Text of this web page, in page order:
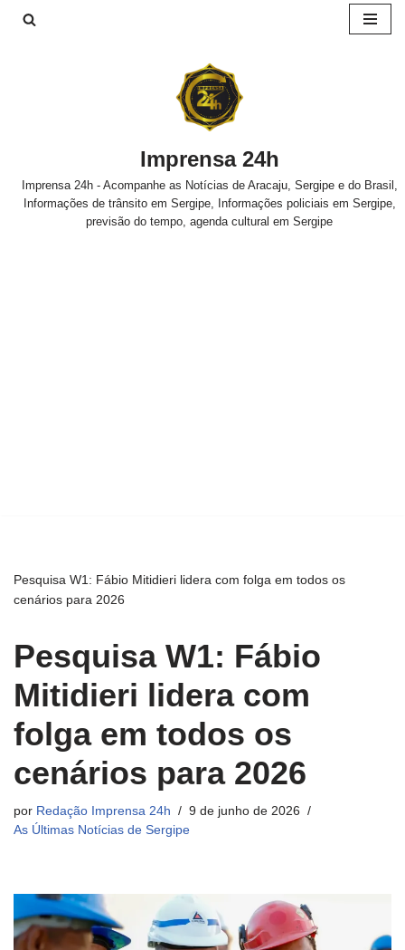
Imprensa 24h
Imprensa 24h - Acompanhe as Notícias de Aracaju, Sergipe e do Brasil,
Informações de trânsito em Sergipe, Informações policiais em Sergipe,
previsão do tempo, agenda cultural em Sergipe
Pesquisa W1: Fábio Mitidieri lidera com folga em todos os
cenários para 2026
Pesquisa W1: Fábio
Mitidieri lidera com
folga em todos os
cenários para 2026
por Redação Imprensa 24h
9 de junho de 2026
As Últimas Notícias de Sergipe